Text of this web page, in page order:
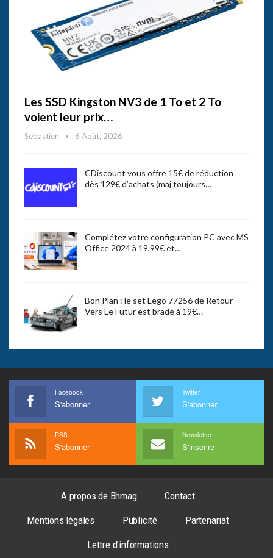
Les SSD Kingston NV3 de 1 To et 2 To
voient leur prix…
Sebastien 6 Août, 2026
CDiscount vous offre 15€ de réduction
dès 129€ d’achats (maj toujours…
Complétez votre configuration PC avec MS
Office 2024 à 19,99€ et…
Bon Plan : le set Lego 77256 de Retour
Vers Le Futur est bradé à 19€…
Facebook
S'abonner
Twitter
S'abonner
RSS
S'abonner
Newsletter
S'inscrire
A propos de Bhmag
Contact
Mentions légales
Publicité
Partenariat
Lettre d’informations